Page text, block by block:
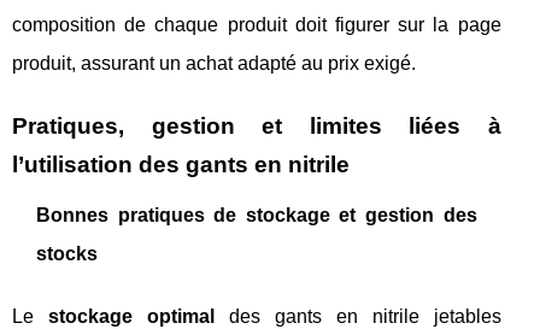
composition de chaque produit doit figurer sur la page
produit, assurant un achat adapté au prix exigé.
Pratiques, gestion et limites liées à
l’utilisation des gants en nitrile
Bonnes pratiques de stockage et gestion des
stocks
Le stockage optimal
des gants en nitrile jetables